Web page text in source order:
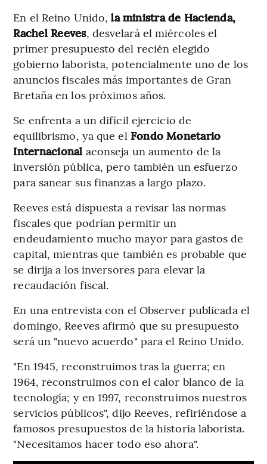
En el Reino Unido,la ministra de Hacienda,
Rachel Reeves, desvelará el miércoles el
primer presupuesto del recién elegido
gobierno laborista, potencialmente uno de los
anuncios fiscales más importantes de Gran
Bretaña en los próximos años.
Se enfrenta a un difícil ejercicio de
equilibrismo, ya que el Fondo Monetario
Internacional aconseja un aumento de la
inversión pública, pero también un esfuerzo
para sanear sus finanzas a largo plazo.
Reeves está dispuesta a revisar las normas
fiscales que podrían permitir un
endeudamiento mucho mayor para gastos de
capital, mientras que también es probable que
se dirija a los inversores para elevar la
recaudación fiscal.
En una entrevista con el Observer publicada el
domingo, Reeves afirmó que su presupuesto
será un "nuevo acuerdo" para el Reino Unido.
"En 1945, reconstruimos tras la guerra; en
1964, reconstruimos con el calor blanco de la
tecnología; y en 1997, reconstruimos nuestros
servicios públicos", dijo Reeves, refiriéndose a
famosos presupuestos de la historia laborista.
"Necesitamos hacer todo eso ahora".